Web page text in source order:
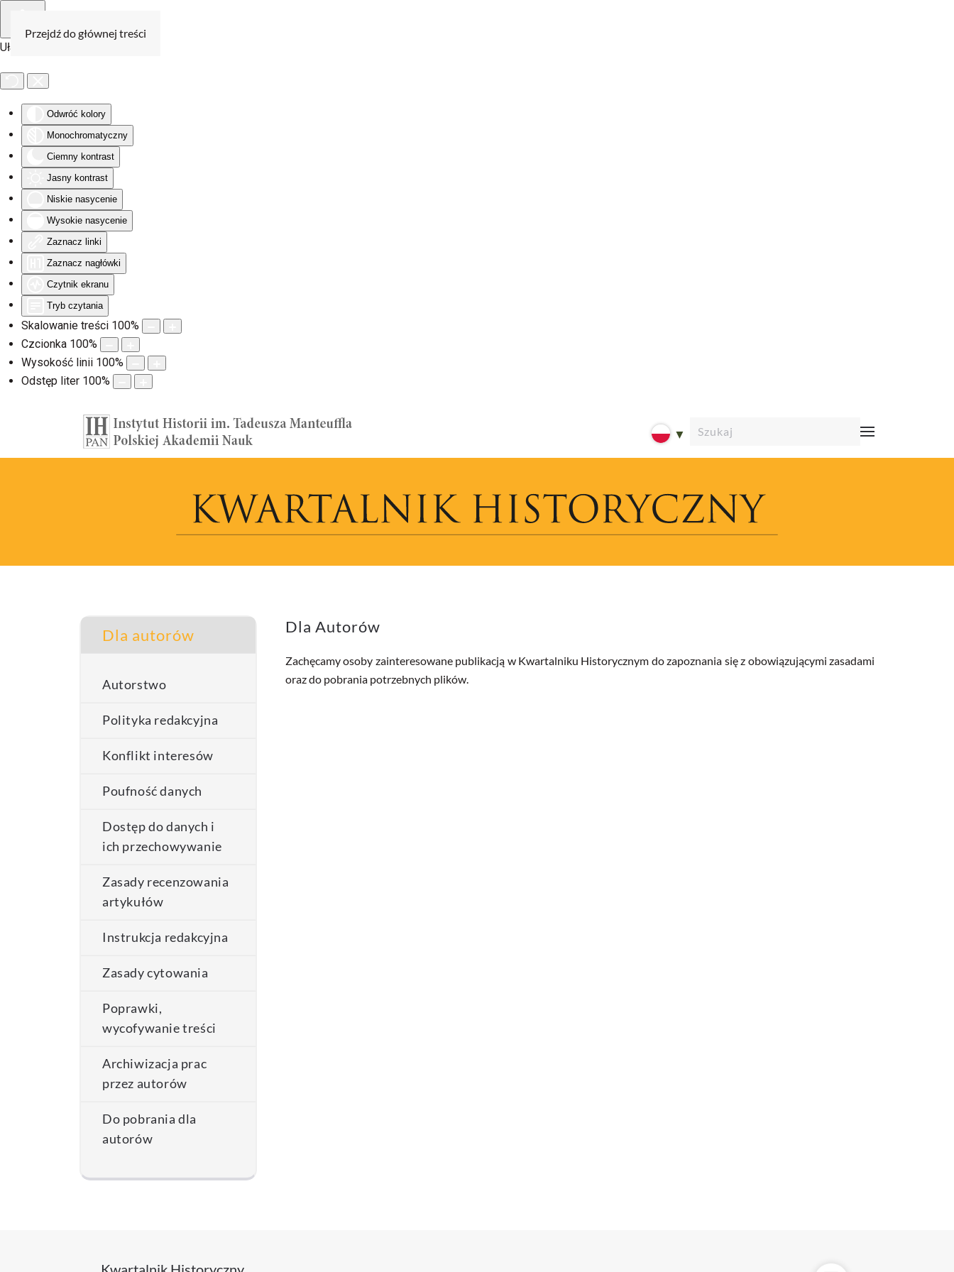
Ułatwienia dostępu
Odwróć kolory
Monochromatyczny
Ciemny kontrast
Jasny kontrast
Niskie nasycenie
Wysokie nasycenie
Zaznacz linki
Zaznacz nagłówki
Czytnik ekranu
Tryb czytania
Skalowanie treści 100%
Czcionka 100%
Wysokość linii 100%
Odstęp liter 100%
Przejdź do głównej treści
Dla autorów
Autorstwo
Polityka redakcyjna
Konflikt interesów
Poufność danych
Dostęp do danych i
ich przechowywanie
Zasady recenzowania
artykułów
Instrukcja redakcyjna
Zasady cytowania
Poprawki,
wycofywanie treści
Archiwizacja prac
przez autorów
Do pobrania dla
autorów
Dla Autorów
Zachęcamy osoby zainteresowane publikacją w Kwartalniku Historycznym do zapoznania się z obowiązującymi zasadami
oraz do pobrania potrzebnych plików.